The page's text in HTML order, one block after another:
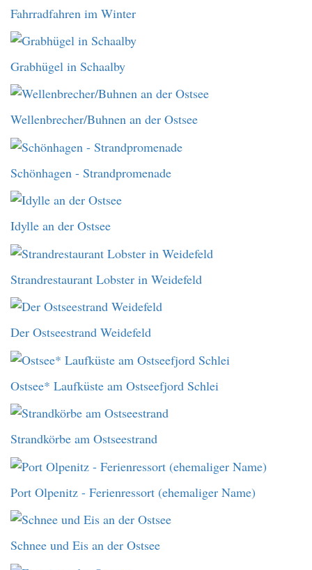
Fahrradfahren im Winter
Grabhügel in Schaalby
Wellenbrecher/Buhnen an der Ostsee
Schönhagen - Strandpromenade
Idylle an der Ostsee
Strandrestaurant Lobster in Weidefeld
Der Ostseestrand Weidefeld
Ostsee* Laufküste am Ostseefjord Schlei
Strandkörbe am Ostseestrand
Port Olpenitz - Ferienressort (ehemaliger Name)
Schnee und Eis an der Ostsee